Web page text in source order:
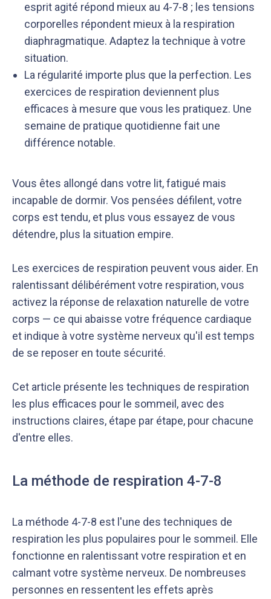
Notre équipe éditoriale, ainsi que nos experts
la fiabilité des sources
Nous vérifions que le contenu de nos articles est
experts
esprit agité répond mieux au 4-7-8 ; les tensions
corporelles répondent mieux à la respiration
diaphragmatique. Adaptez la technique à votre
situation.
La régularité importe plus que la perfection. Les
exercices de respiration deviennent plus
efficaces à mesure que vous les pratiquez. Une
semaine de pratique quotidienne fait une
différence notable.
Vous êtes allongé dans votre lit, fatigué mais
incapable de dormir. Vos pensées défilent, votre
corps est tendu, et plus vous essayez de vous
détendre, plus la situation empire.
Les exercices de respiration peuvent vous aider. En
ralentissant délibérément votre respiration, vous
activez la réponse de relaxation naturelle de votre
corps — ce qui abaisse votre fréquence cardiaque
et indique à votre système nerveux qu'il est temps
de se reposer en toute sécurité.
Cet article présente les techniques de respiration
les plus efficaces pour le sommeil, avec des
instructions claires, étape par étape, pour chacune
d'entre elles.
La méthode de respiration 4-7-8
La méthode 4-7-8 est l'une des techniques de
respiration les plus populaires pour le sommeil. Elle
fonctionne en ralentissant votre respiration et en
calmant votre système nerveux. De nombreuses
personnes en ressentent les effets après